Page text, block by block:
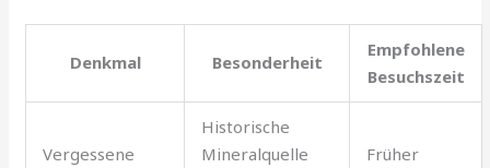
Denkmal Besonderheit
Empfohlene
Besuchszeit
Vergessene
Historische
Mineralquelle
Früher